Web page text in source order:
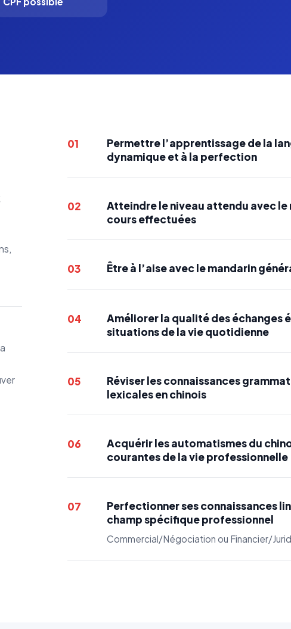
01
Permettre l’apprentissage de la
dynamique et à la perfection
02
Atteindre le niveau attendu avec le
cours effectuées
03 Être à l’aise avec le mandarin
04
Améliorer la qualité des échanges
situations de la vie quotidienne
05
Réviser les connaissances
lexicales en chinois
06
Acquérir les automatismes du
courantes de la vie professionnelle
07
Perfectionner ses connaissances
champ spécifique professionnel
Commercial/Négociation ou Financier/